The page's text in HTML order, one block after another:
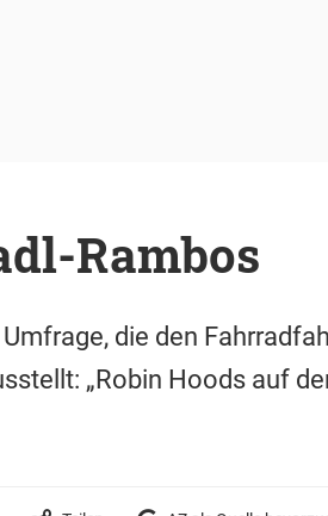
Rambos
die den
„Robin Hoods auf